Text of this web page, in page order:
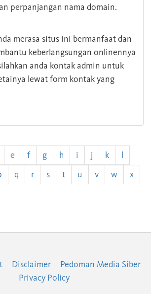
perpanjangan nama domain.
merasa situs ini bermanfaat dan
keberlangsungan onlinennya
anda kontak admin untuk
lewat form kontak yang
e f g h i j k
l
q r s t u v w
x
Disclaimer
Pedoman Media Siber
Privacy Policy